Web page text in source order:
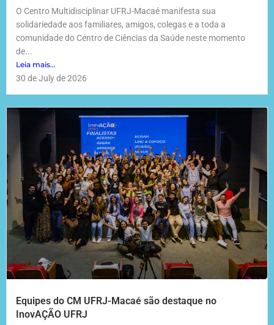
O Centro Multidisciplinar UFRJ-Macaé manifesta sua
solidariedade aos familiares, amigos, colegas e a toda a
comunidade do Centro de Ciências da Saúde neste momento
de...
Leia mais...
30 de July de 2026
Equipes do CM UFRJ-Macaé são destaque no
InovAÇÃO UFRJ